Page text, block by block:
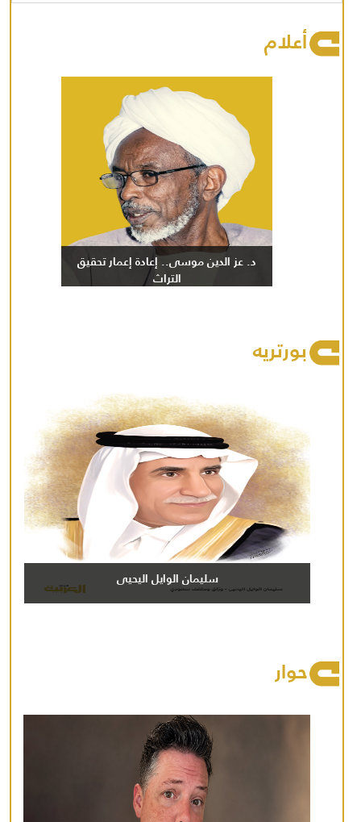
أعلام
د. عز الدين موسى.. إعادة إعمار تحقيق
التراث
بورتريه
سليمان الوايل اليحيى
حوار